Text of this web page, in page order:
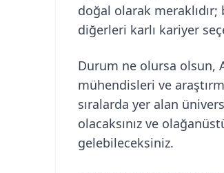
doğal olarak meraklıdır;
diğerleri karlı kariyer
Durum ne olursa olsun,
mühendisleri ve
sıralarda yer alan
olacaksınız ve
gelebileceksiniz.